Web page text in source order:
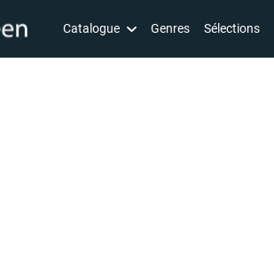
Catalogue Genres Sélections